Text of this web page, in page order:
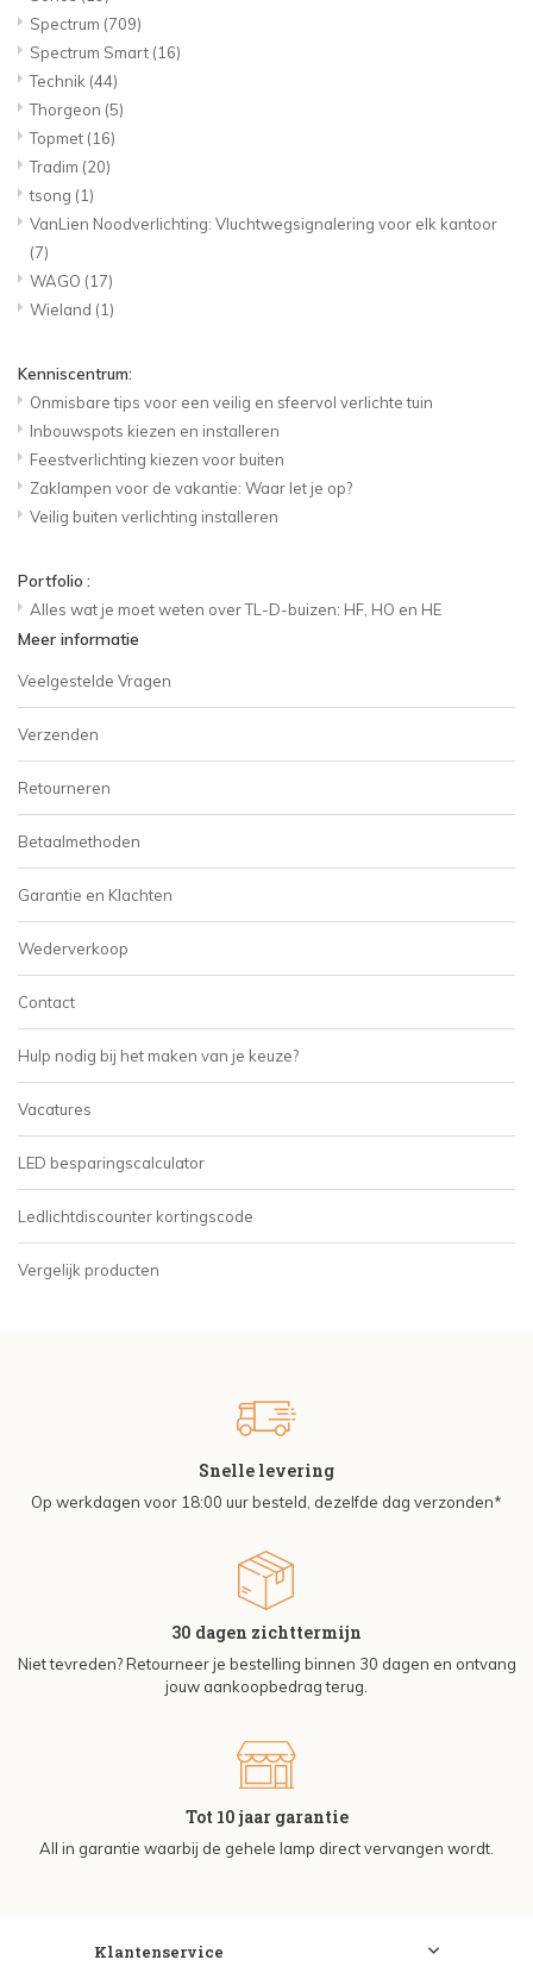
Spectrum (709)
Spectrum Smart (16)
Technik (44)
Thorgeon (5)
Topmet (16)
Tradim (20)
tsong (1)
VanLien Noodverlichting: Vluchtwegsignalering voor elk kantoor
(7)
WAGO (17)
Wieland (1)
Kenniscentrum:
Onmisbare tips voor een veilig en sfeervol verlichte tuin
Inbouwspots kiezen en installeren
Feestverlichting kiezen voor buiten
Zaklampen voor de vakantie: Waar let je op?
Veilig buiten verlichting installeren
Portfolio :
Alles wat je moet weten over TL-D-buizen: HF, HO en HE
Meer informatie
Veelgestelde Vragen
Verzenden
Retourneren
Betaalmethoden
Garantie en Klachten
Wederverkoop
Contact
Hulp nodig bij het maken van je keuze?
Vacatures
LED besparingscalculator
Ledlichtdiscounter kortingscode
Vergelijk producten
Snelle levering
Op werkdagen voor 18:00 uur besteld, dezelfde dag verzonden*
30 dagen zichttermijn
Niet tevreden? Retourneer je bestelling binnen 30 dagen en ontvang
jouw aankoopbedrag terug.
Tot 10 jaar garantie
All in garantie waarbij de gehele lamp direct vervangen wordt.
Klantenservice